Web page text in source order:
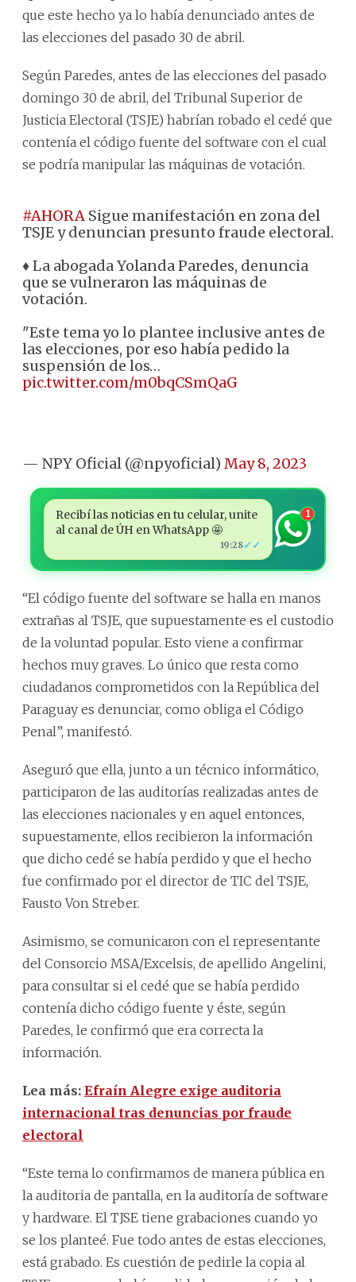
que este hecho ya lo había denunciado antes de
las elecciones del pasado 30 de abril.
Según Paredes, antes de las elecciones del pasado
domingo 30 de abril, del Tribunal Superior de
Justicia Electoral (TSJE) habrían robado el cedé que
contenía el código fuente del software con el cual
se podría manipular las máquinas de votación.
#AHORA Sigue manifestación en zona del
TSJE y denuncian presunto fraude electoral.
♦ La abogada Yolanda Paredes, denuncia
que se vulneraron las máquinas de
votación.
"Este tema yo lo plantee inclusive antes de
las elecciones, por eso había pedido la
suspensión de los…
pic.twitter.com/m0bqCSmQaG
— NPY Oficial (@npyoficial) May 8, 2023
Recibí las noticias en tu celular, unite
al canal de ÚH en WhatsApp 🤩
19:28✓✓
1
“El código fuente del software se halla en manos
extrañas al TSJE, que supuestamente es el custodio
de la voluntad popular. Esto viene a confirmar
hechos muy graves. Lo único que resta como
ciudadanos comprometidos con la República del
Paraguay es denunciar, como obliga el Código
Penal”, manifestó.
Aseguró que ella, junto a un técnico informático,
participaron de las auditorías realizadas antes de
las elecciones nacionales y en aquel entonces,
supuestamente, ellos recibieron la información
que dicho cedé se había perdido y que el hecho
fue confirmado por el director de TIC del TSJE,
Fausto Von Streber.
Asimismo, se comunicaron con el representante
del Consorcio MSA/Excelsis, de apellido Angelini,
para consultar si el cedé que se había perdido
contenía dicho código fuente y éste, según
Paredes, le confirmó que era correcta la
información.
Lea más: Efraín Alegre exige auditoria
internacional tras denuncias por fraude
electoral
“Este tema lo confirmamos de manera pública en
la auditoria de pantalla, en la auditoría de software
y hardware. El TJSE tiene grabaciones cuando yo
se los planteé. Fue todo antes de estas elecciones,
está grabado. Es cuestión de pedirle la copia al